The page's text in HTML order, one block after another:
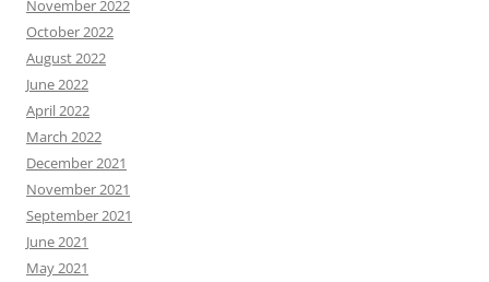
November 2022
October 2022
August 2022
June 2022
April 2022
March 2022
December 2021
November 2021
September 2021
June 2021
May 2021